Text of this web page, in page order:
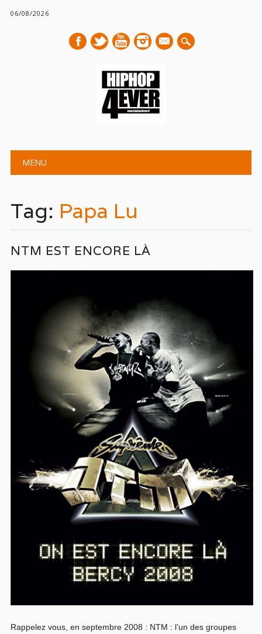
06/08/2026
mail
Main menu
MENU
Tag: Papa Lu
NTM EST ENCORE LÀ
Rappelez vous, en septembre 2008 : NTM : l’un des groupes